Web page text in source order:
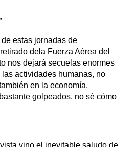
estas jornadas de
dela Fuerza Aérea del
nos dejará secuelas enormes
actividades humanas, no
en la economía.
golpeados, no sé cómo